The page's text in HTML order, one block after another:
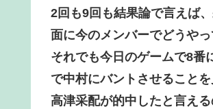
2回も9回も結果論で言えば
面に今のメンバーでどうや
それでも今日のゲームで8番
で中村にバントさせること
高津采配が的中したと言え